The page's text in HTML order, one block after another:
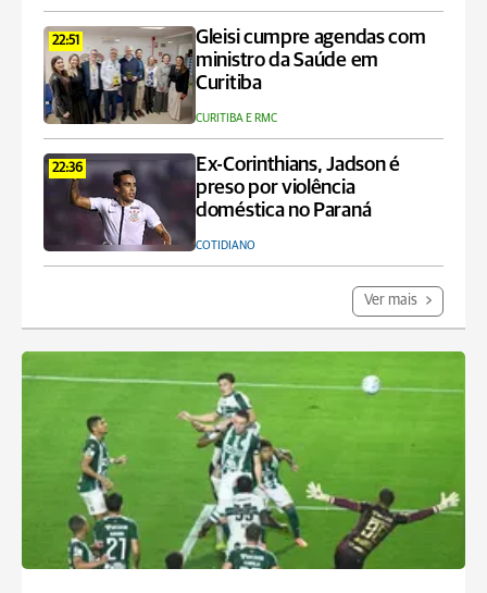
22:51
Gleisi cumpre agendas com
ministro da Saúde em
Curitiba
CURITIBA E RMC
22:36
Ex-Corinthians, Jadson é
preso por violência
doméstica no Paraná
COTIDIANO
Ver mais